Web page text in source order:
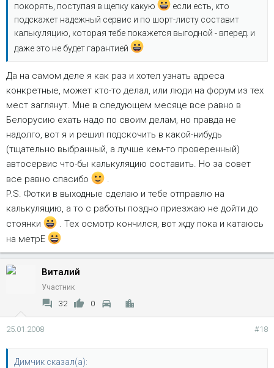
покорять, поступая в щепку какую
если есть, кто
подскажет надежный сервис и по шорт-листу составит
калькуляцию, которая тебе покажется выгодной - вперед. и
даже это не будет гарантией
Да на самом деле я как раз и хотел узнать адреса
конкретные, может кто-то делал, или люди на форум из тех
мест заглянут. Мне в следующем месяце все равно в
Белорусию ехать надо по своим делам, но правда не
надолго, вот я и решил подскочить в какой-нибудь
(тщательно выбранный, а лучше кем-то проверенный)
автосервис что-бы калькуляцию составить. Но за совет
все равно спасибо
.
P.S. Фотки в выходные сделаю и тебе отправлю на
калькуляцию, а то с работы поздно приезжаю не дойти до
стоянки
. Тех осмотр кончился, вот жду пока и катаюсь
на метрЕ
Виталий
Участник
32 0
25.01.2008 #18
Димчик сказал(а):